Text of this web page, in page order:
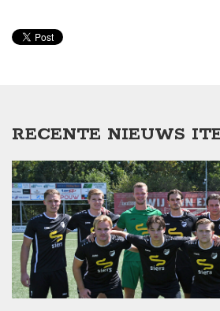
RECENTE NIEUWS